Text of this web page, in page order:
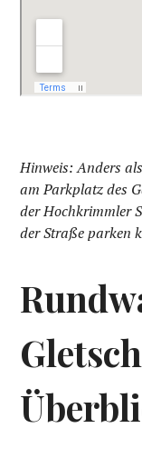
Hinweis: Anders
am Parkplatz des
der Hochkrimmler
der Straße parken